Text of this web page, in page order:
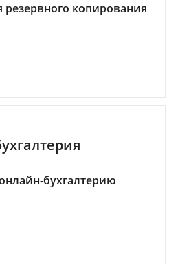
копирования
бухгалтерию